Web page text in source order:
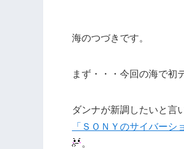
海のつづきです。
まず・・・今回の海で初
ダンナが新調したいと言
「ＳＯＮＹのサイバーシ
。